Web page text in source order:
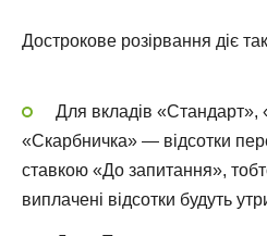
Дострокове розірвання діє
Для вкладів «Стандарт»,
«Скарбничка» — відсотки
ставкою «До запитання»,
виплачені відсотки будуть